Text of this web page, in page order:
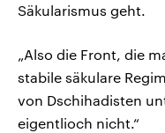
Säkularismus geht.
„Also die Front, die
stabile säkulare
von Dschihadisten
eigentlioch nicht.“